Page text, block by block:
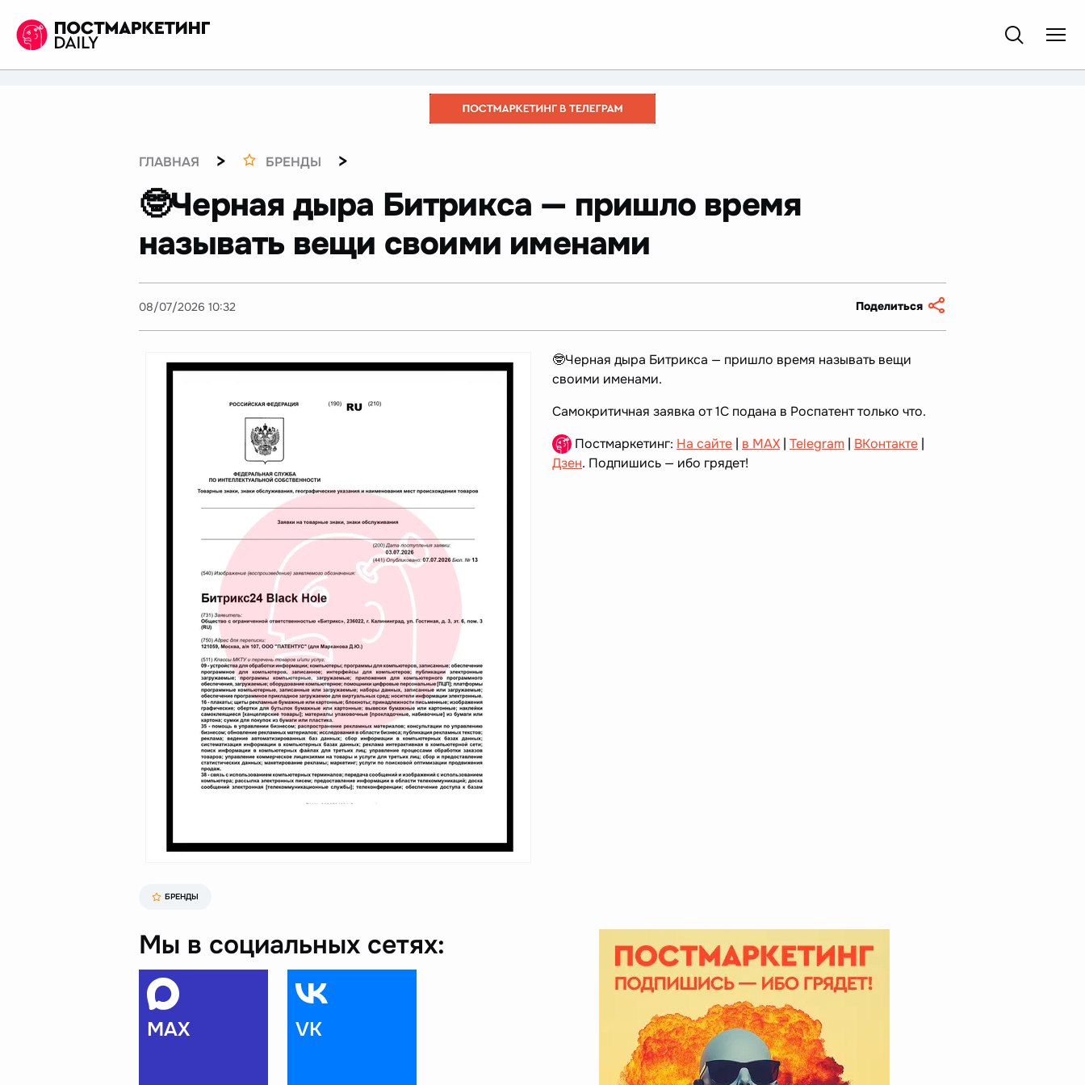
ГЛАВНАЯ > БРЕНДЫ >
🤓Черная дыра Битрикса — пришло время
называть вещи своими именами
08/07/2026 10:32 Поделиться
🤓Черная дыра Битрикса — пришло время называть вещи
своими именами.
Самокритичная заявка от 1С подана в Роспатент только что.
Постмаркетинг: На сайте | в MAX | Telegram | ВКонтакте |
Дзен. Подпишись — ибо грядет!
БРЕНДЫ
Мы в социальных сетях:
MAX VK